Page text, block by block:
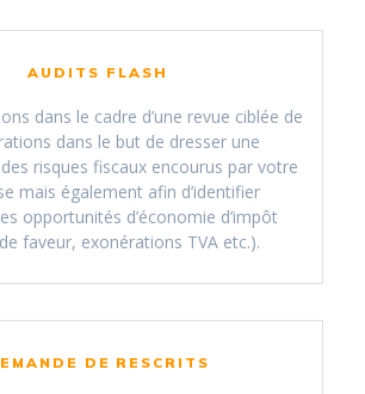
AUDITS FLASH
dans le cadre d’une revue ciblée de
dans le but de dresser une
risques fiscaux encourus par votre
mais également afin d’identifier
opportunités d’économie d’impôt
faveur, exonérations TVA etc.).
DE RESCRITS